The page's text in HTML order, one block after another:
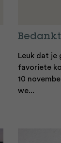
Leuk dat je
favoriete
10
we...